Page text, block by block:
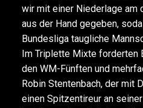
wir mit einer Niederlage
aus der Hand gegeben,
Bundesliga taugliche
Im Triplette Mixte forderten
den WM-Fünften und
Robin Stentenbach, der mit
einen Spitzentireur an